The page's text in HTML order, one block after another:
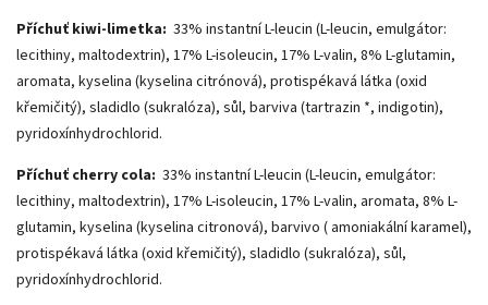
Příchuť kiwi-limetka: 33% instantní L-leucin (L-leucin, emulgátor:
lecithiny, maltodextrin), 17% L-isoleucin, 17% L-valin, 8% L-glutamin,
aromata, kyselina (kyselina citrónová), protispékavá látka (oxid
křemičitý), sladidlo (sukralóza), sůl, barviva (tartrazin *, indigotin),
pyridoxínhydrochlorid.
Příchuť cherry cola: 33% instantní L-leucin (L-leucin, emulgátor:
lecithiny, maltodextrin), 17% L-isoleucin, 17% L-valin, aromata, 8% L-
glutamin, kyselina (kyselina citronová), barvivo ( amoniakální karamel),
protispékavá látka (oxid křemičitý), sladidlo (sukralóza), sůl,
pyridoxínhydrochlorid.